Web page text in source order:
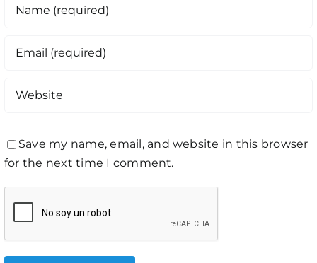
Save my name, email, and website in this browser
for the next time I comment.